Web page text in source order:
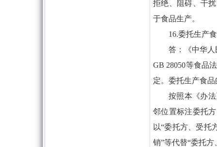
拒绝、阻碍、干
于食品生产。
16.委托生产
答：《中华
GB 28050等食品
定。委托生产食
按照本《办
邻位置标注委托
以“委托方、受托
销”等代替“委托